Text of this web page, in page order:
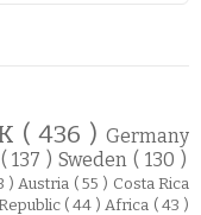
( 436 )Germany
( 137 )Sweden( 130 )
) Austria ( 55 ) Costa Rica
( 44 ) Africa ( 43 )